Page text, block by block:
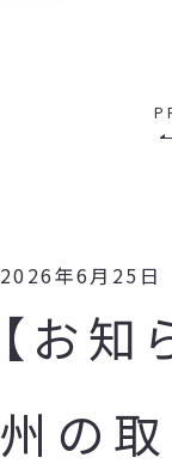
2026年6月25日
【お知
州の